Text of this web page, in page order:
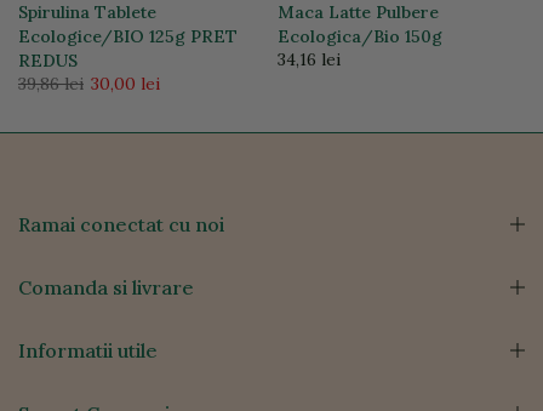
Spirulina Tablete
Ecologice/BIO 125g PRET
REDUS
39,86 lei 30,00 lei
Maca Latte Pulbere
Ecologica/Bio 150g
34,16 lei
Ramai conectat cu noi
Comanda si livrare
Informatii utile